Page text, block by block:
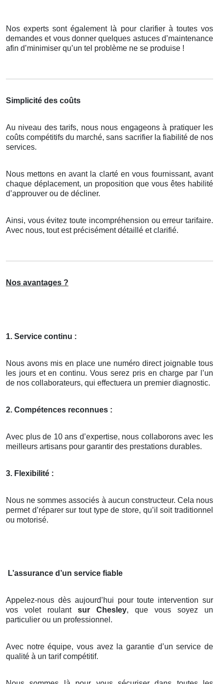
Nos experts sont également là pour clarifier à toutes vos
demandes et vous donner quelques astuces d’maintenance
afin d’minimiser qu’un tel problème ne se produise !
Simplicité des coûts
Au niveau des tarifs, nous nous engageons à pratiquer les
coûts compétitifs du marché, sans sacrifier la fiabilité de nos
services.
Nous mettons en avant la clarté en vous fournissant, avant
chaque déplacement, un proposition que vous êtes habilité
d’approuver ou de décliner.
Ainsi, vous évitez toute incompréhension ou erreur tarifaire.
Avec nous, tout est précisément détaillé et clarifié.
Nos avantages ?
1. Service continu :
Nous avons mis en place une numéro direct joignable tous
les jours et en continu. Vous serez pris en charge par l’un
de nos collaborateurs, qui effectuera un premier diagnostic.
2. Compétences reconnues :
Avec plus de 10 ans d’expertise, nous collaborons avec les
meilleurs artisans pour garantir des prestations durables.
3. Flexibilité :
Nous ne sommes associés à aucun constructeur. Cela nous
permet d’réparer sur tout type de store, qu’il soit traditionnel
ou motorisé.
L’assurance d’un service fiable
Appelez-nous dès aujourd’hui pour toute intervention sur
vos volet roulant sur Chesley, que vous soyez un
particulier ou un professionnel.
Avec notre équipe, vous avez la garantie d’un service de
qualité à un tarif compétitif.